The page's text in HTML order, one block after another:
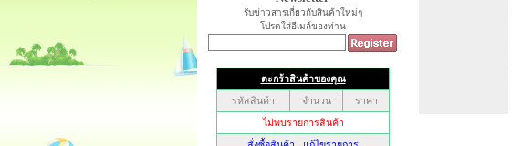
รับข่าวสารเกี่ยวกับสินค้าใหม่ๆ
โปรดใส่อีเมล์ของท่าน